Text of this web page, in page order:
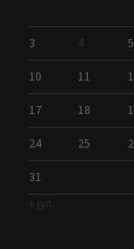
3 4 5
10 11
17 18
24 25
31
« јул